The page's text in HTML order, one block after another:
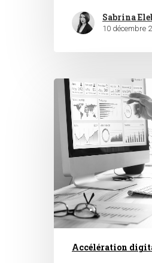
Sabrina
10 décembre
Accélération